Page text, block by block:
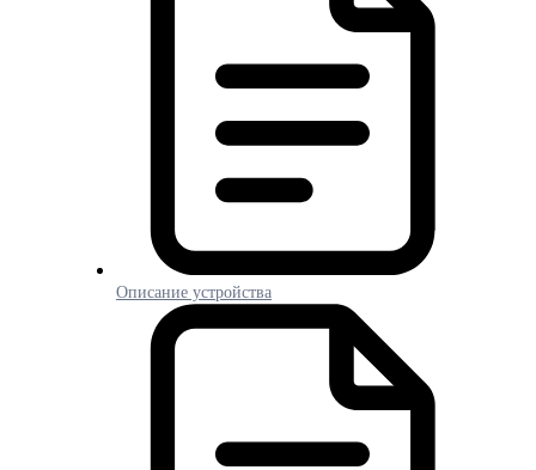
Описание устройства